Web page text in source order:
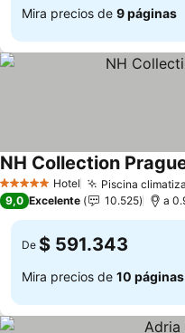
Mira precios de 9 páginas
5 Estrellas Hotel Piscina
NH Collection
9,0 Excelente 10.525 a
De $ 591.343
Mira precios de 10 páginas